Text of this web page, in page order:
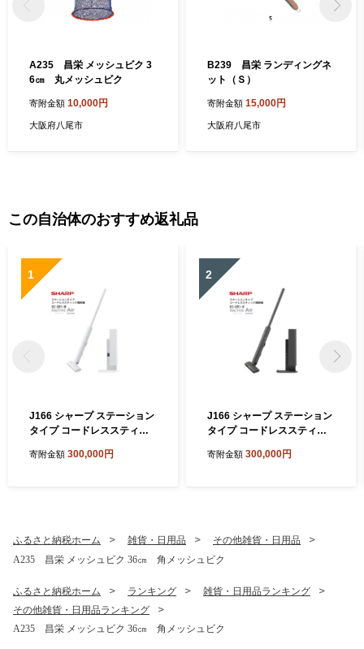
べることができます。しゃきしゃきとした歯ざわりとほのかな苦
A235 昌栄 メッシュビク 3
6㎝ 丸メッシュビク
寄附金額 10,000円
大阪府八尾市
B239 昌栄 ランディングネ
ット（Ｓ）
寄附金額 15,000円
大阪府八尾市
この自治体のおすすめ返礼品
1
J166 シャープ ステーション
タイプ コードレススティッ
ト系)【シャープ 電化製品 家
吸引力 絡まない ハンディ 新
生活 正規品 大阪府 八尾市 返
礼品】
寄附金額 300,000円
2
J166 シャープ ステーション
タイプ コードレススティッ
系)【シャープ 電化製品 家電
引力 絡まない ハンディ 新生
活 正規品 大阪府 八尾市 返礼
品】
寄附金額 300,000円
ふるさと納税ホーム 雑貨・日用品
その他雑貨・日用品
A235 昌栄 メッシュビク 36㎝ 角メッシュビク
ふるさと納税ホーム ランキング
雑貨・日用品ランキング
その他雑貨・日用品ランキング
A235 昌栄 メッシュビク 36㎝ 角メッシュビク